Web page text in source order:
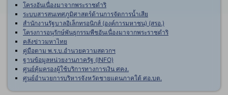
โครงอันเนื่องมาจากพระราชดำริ
ระบบสารสนเทศภูมิศาสตร์ด้านการจัดการน้ำเสีย
สำนักงานรัฐบาลอิเล็กทรอนิกส์ (องค์การมหาชน) (สรอ.)
โครงการอนุรักษ์พันธุกรรมพืชอันเนื่องมาจากพระราชดำริ
คลังข่าวมหาไทย
คู่มือตาม พ.ร.บ.อำนวยความสดวกฯ
ฐานข้อมูลหน่วยงานภาครัฐ (INFO)
ศูนย์คุ้มครองผู้ใช้บริการทางการเงิน ศคง.
ศูนย์อำนวยการบริหารจังหวัดชายแดนภาคใต้ ศอ.บต.